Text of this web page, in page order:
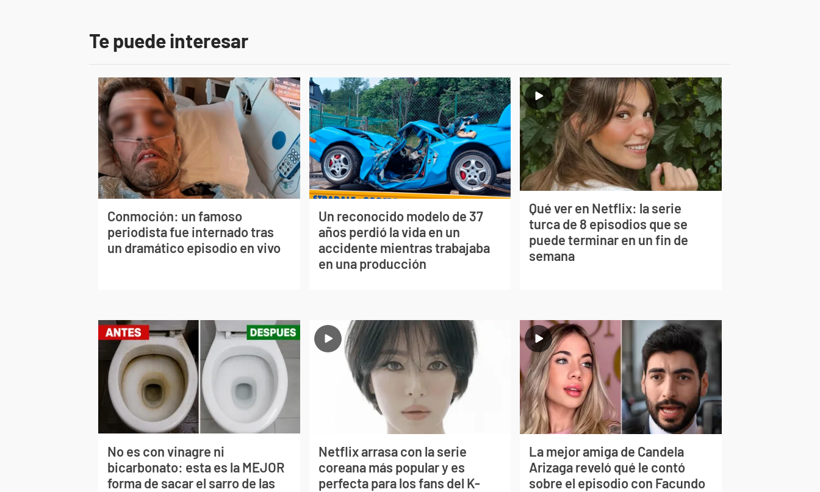
Te puede interesar
Conmoción: un famoso
periodista fue internado tras
un dramático episodio en vivo
Un reconocido modelo de 37
años perdió la vida en un
accidente mientras trabajaba
en una producción
Qué ver en Netflix: la serie
turca de 8 episodios que se
puede terminar en un fin de
semana
No es con vinagre ni
bicarbonato: esta es la MEJOR
forma de sacar el sarro de las
Netflix arrasa con la serie
coreana más popular y es
perfecta para los fans del K-
La mejor amiga de Candela
Arizaga reveló qué le contó
sobre el episodio con Facundo